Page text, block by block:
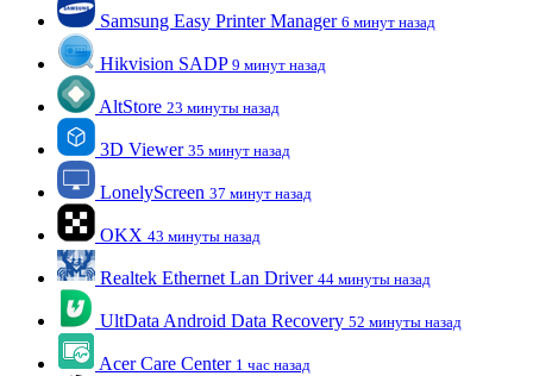
Samsung Easy Printer Manager 6 минут назад
Hikvision SADP 9 минут назад
AltStore 23 минуты назад
3D Viewer 35 минут назад
LonelyScreen 37 минут назад
OKX 43 минуты назад
Realtek Ethernet Lan Driver 44 минуты назад
UltData Android Data Recovery 52 минуты назад
Acer Care Center 1 час назад